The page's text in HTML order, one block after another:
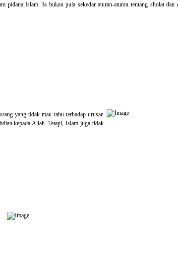
Islam. Ia bukan pula sekedar aturan-aturan tentang sholat dan
yang tidak mau tahu terhadap urusan
kepada Allah. Tetapi, Islam juga tidak